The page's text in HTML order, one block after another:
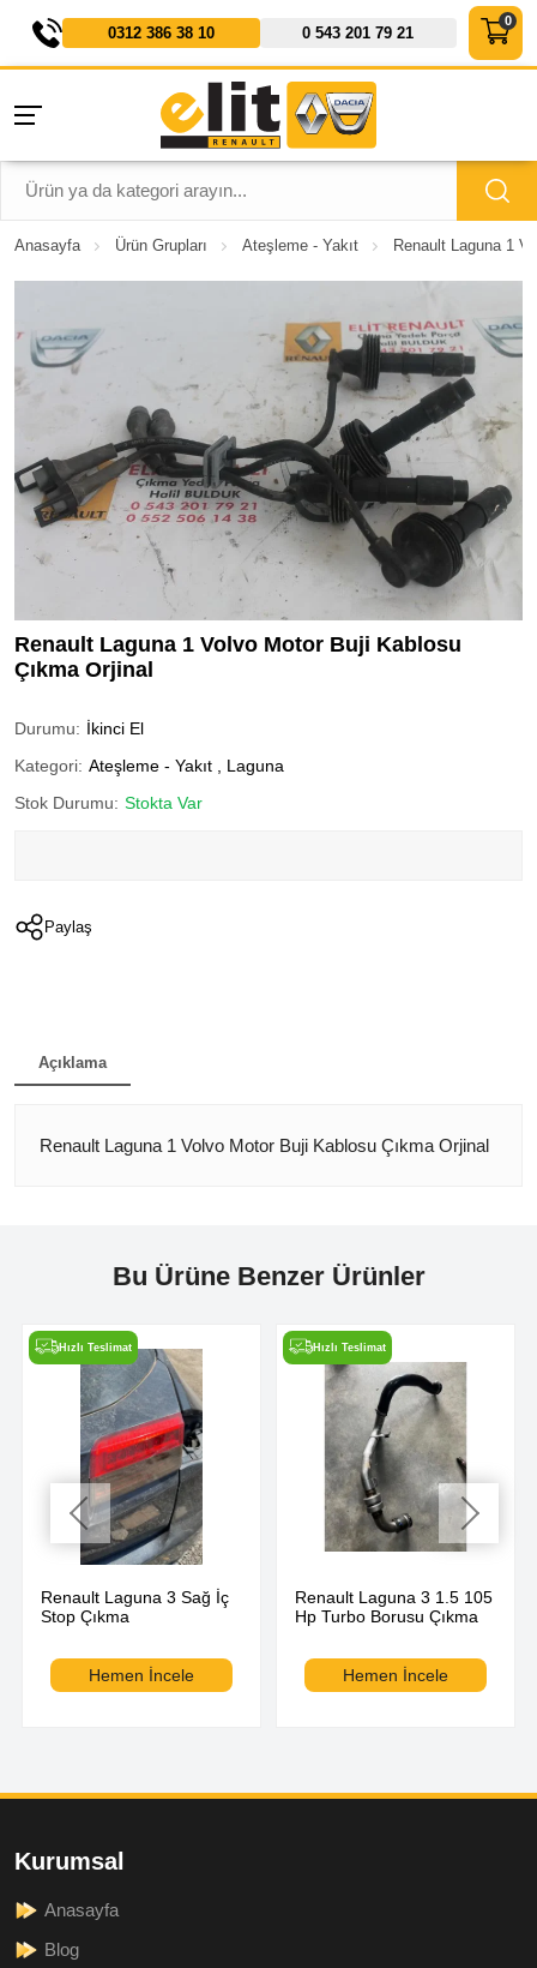
0312 386 38 10 0 543 201 79 21
Anasayfa Ürün Grupları Ateşleme - Yakıt Renault Laguna 1
Renault Laguna 1 Volvo Motor Buji Kablosu
Çıkma Orjinal
Durumu: İkinci El
Kategori: Ateşleme - Yakıt
Laguna
Stok Durumu: Stokta Var
Paylaş
Açıklama
Renault Laguna 1 Volvo Motor Buji Kablosu Çıkma Orjinal
Bu Ürüne Benzer Ürünler
Hızlı Teslimat
Renault Laguna 3 Sağ İç
Stop Çıkma
Hemen İncele
Hızlı Teslimat
Renault Laguna 3 1.5 105
Hp Turbo Borusu Çıkma
Hemen İncele
Kurumsal
Anasayfa
Blog